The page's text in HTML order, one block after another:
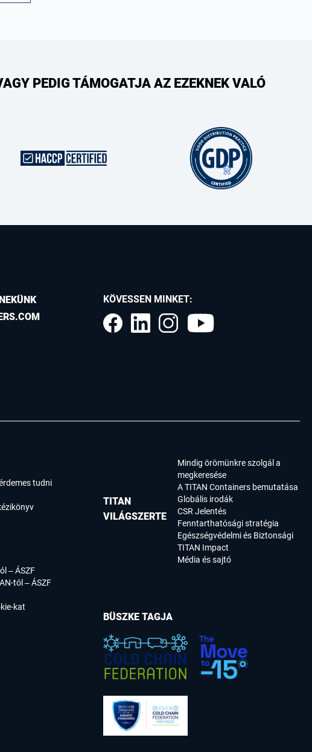
PEDIG TÁMOGATJA AZ EZEKNEK VALÓ
KÖVESSEN MINKET:
TITAN
VILÁGSZERTE
Mindig örömünkre szolgál a
megkeresése
A TITAN Containers bemutatása
Globális irodák
CSR Jelentés
Fenntarthatósági stratégia
Egészségvédelmi és Biztonsági
TITAN Impact
Média és sajtó
tudni
– ÁSZF
tól – ÁSZF
kat
BÜSZKE TAGJA